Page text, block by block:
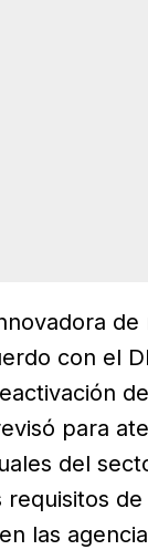
de
con el
para
del
requisitos
las